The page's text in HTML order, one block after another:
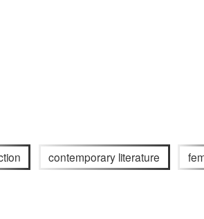
contemporary literature